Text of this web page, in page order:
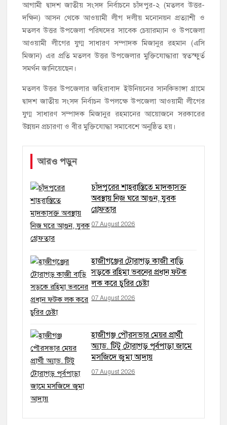
হাজীগঞ্জে অস্বাস্থ্যকর পরিবেশে খাবার প্রস্তুত: ২ হোটেলকে ৪৫ হাজার
টাকা জরিমানা
হাজীগঞ্জে ৬ বছরের শিশুকে ধর্ষণের অভিযোগে কেয়ারটেকার আটক
হাজীগঞ্জের রাজারগাঁও উবিতে জুলাই গণঅভ্যুত্থান দিবস পালন
হাজীগঞ্জ সরকারি মডেল পাইলট হাই স্কুল অ্যান্ড কলেজে ‘জুলাই
গণঅভ্যুত্থান দিবস’ পালিত
‘জনগণের ভোটে নির্বাচিত হয়ে ফরিদগঞ্জের উন্নয়নে কাজ করছি’ :
নৌ পুলিশ ফাঁড়ির নাকের ডগায় কারেন্ট জালের দাপট, মতলবে প্রকাশ্যে
নিষিদ্ধ জাল মেরামত ও মাছ শিকার
আগামী দ্বাদশ জাতীয় সংসদ নির্বাচনে চাঁদপুর-২ (মতলব উত্তর-
দক্ষিন) আসন থেকে আওয়ামী লীগ দলীয় মনোনয়ন প্রত্যাশী ও
মতলব উত্তর উপজেলা পরিষদের সাবেক চেয়ারম্যান ও উপজেলা
আওয়ামী লীগের যুগ্ম সাধারণ সম্পাদক মিজানুর রহমান (এসি
মিজান) এর প্রতি মতলব উত্তর উপজেলার মুক্তিযোদ্ধারা স্বতস্ফুর্ত
সমর্থন জানিয়েছেন।
মতলব উত্তর উপজেলার জহিরাবাদ ইউনিয়নের সানকিভাঙ্গা গ্রামে
দ্বাদশ জাতীয় সংসদ নির্বাচন উপলক্ষে উপজেলা আওয়ামী লীগের
যুগ্ম সাধারণ সম্পাদক মিজানুর রহমানের আয়োজনে সরকারের
উন্নয়ন প্রচারণা ও বীর মুক্তিযোদ্ধা সমাবেশে অনুষ্ঠিত হয়।
আরও পড়ুন
চাঁদপুরের শাহরাস্তিতে মাদকাসক্ত
অবস্থায় নিজ ঘরে আগুন, যুবক
গ্রেফতার
07 August 2026
হাজীগঞ্জের টোরাগড় কাজী বাড়ি
সড়কে রহিমা ভবনের প্রধান ফটক
লক করে চুরির চেষ্টা
07 August 2026
হাজীগঞ্জ পৌরসভার মেয়র প্রার্থী
অ্যাড. টিটু টোরাগড় পূর্বপাড়া জামে
মসজিদে জুমা আদায়
07 August 2026